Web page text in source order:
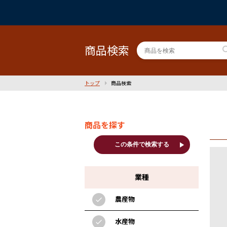
商品検索
トップ 商品検索
商品を探す
この条件で検索する play_arrow
業種
check 農産物
check 水産物